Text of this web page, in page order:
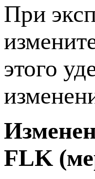
При
этого
FLK